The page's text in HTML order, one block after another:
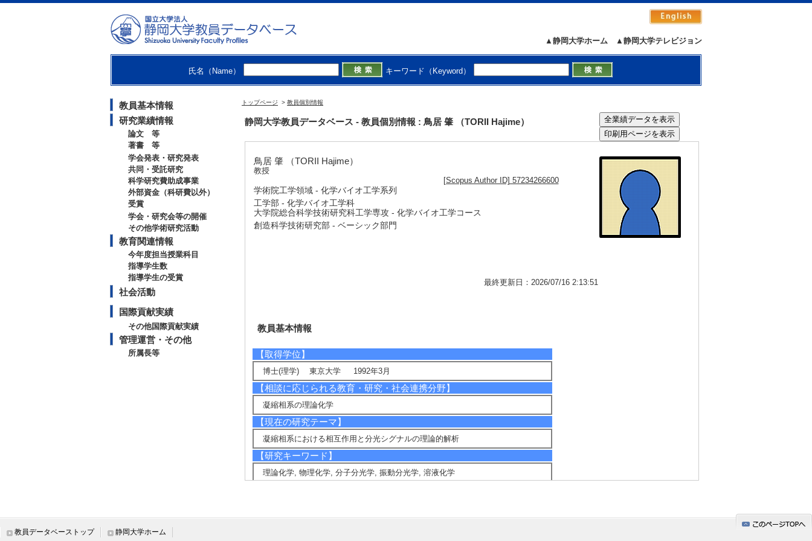
▲静岡大学テレビジョン
▲静岡大学ホーム
氏名（Name） キーワード（Keyword）
教員基本情報
研究業績情報
論文 等
著書 等
学会発表・研究発表
共同・受託研究
科学研究費助成事業
外部資金（科研費以外）
受賞
学会・研究会等の開催
その他学術研究活動
教育関連情報
今年度担当授業科目
指導学生数
指導学生の受賞
社会活動
国際貢献実績
その他国際貢献実績
管理運営・その他
所属長等
トップページ > 教員個別情報
静岡大学教員データベース - 教員個別情報 : 鳥居 肇 （TORII Hajime）
鳥居 肇 （TORII Hajime）
教授
[Scopus Author ID] 57234266600
学術院工学領域 - 化学バイオ工学系列
工学部 - 化学バイオ工学科
大学院総合科学技術研究科工学専攻 - 化学バイオ工学コース
創造科学技術研究部 - ベーシック部門
最終更新日：2026/07/16 2:13:51
教員基本情報
【取得学位】
博士(理学) 東京大学 1992年3月
【相談に応じられる教育・研究・社会連携分野】
凝縮相系の理論化学
【現在の研究テーマ】
凝縮相系における相互作用と分光シグナルの理論的解析
【研究キーワード】
理論化学, 物理化学, 分子分光学, 振動分光学, 溶液化学
[備考]2015年3月―2019年2月 TICディビジョン主査
教員データベーストップ 静岡大学ホーム